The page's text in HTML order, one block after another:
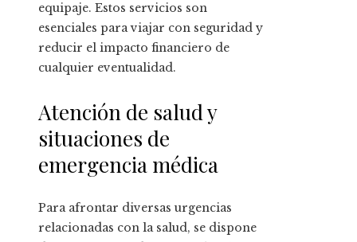
equipaje. Estos servicios son
esenciales para viajar con seguridad y
reducir el impacto financiero de
cualquier eventualidad.
Atención de salud y
situaciones de
emergencia médica
Para afrontar diversas urgencias
relacionadas con la salud, se dispone